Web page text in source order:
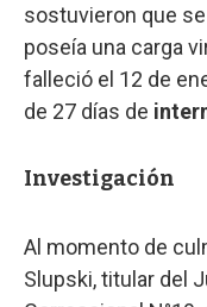
sostuvieron que
poseía una carga
falleció el 12 de
de 27 días de
Investigación
Al momento de
Slupski, titular del